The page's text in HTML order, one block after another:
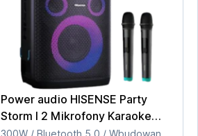
Power audio HISENSE Party
Storm I 2 Mikrofony Karaoke
Czarny